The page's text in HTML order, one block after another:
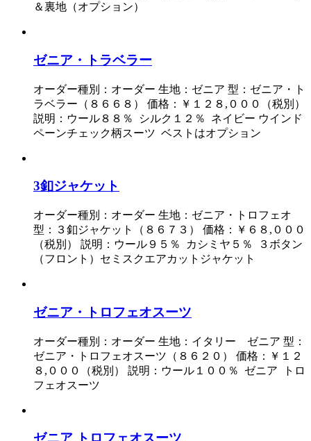
＆裏地（オプション）
ゼニア・トラベラー
オーダー種別：オーダー 生地：ゼニア 型：ゼニア・ト
ラベラー（８６６８） 価格：￥１２８,０００（税別）
説明：ウール８８％ シルク１２％ ネイビー ウインド
ペーンチェック柄スーツ ベストはオプション
3釦ジャケット
オーダー種別：オーダー 生地：ゼニア・トロフェオ
型：３釦ジャケット（８６７３） 価格：￥６８,０００
（税別） 説明：ウール９５％ カシミヤ５％ ３ボタン
（フロント）セミスクエアカットジャケット
ゼニア・トロフェオスーツ
オーダー種別：オーダー 生地：イタリー ゼニア 型：
ゼニア・トロフェオスーツ（８６２０） 価格：￥１２
８,０００（税別） 説明：ウール１００％ ゼニア トロ
フェオスーツ